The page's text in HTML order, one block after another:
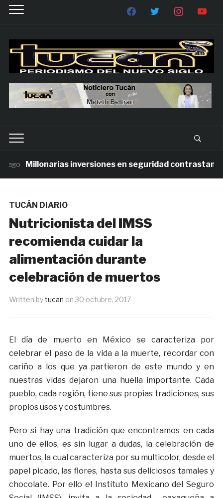
Millonarias inversiones en seguridad contrastan con
TUCÁN DIARIO
Nutricionista del IMSS
recomienda cuidar la
alimentación durante
celebración de muertos
Written bytucan on 30 octubre, 2017
El día de muerto en México se caracteriza por
celebrar el paso de la vida a la muerte, recordar con
cariño a los que ya partieron de este mundo y en
nuestras vidas dejaron una huella importante. Cada
pueblo, cada región, tiene sus propias tradiciones, sus
propios usos y costumbres.
Pero si hay una tradición que encontramos en cada
uno de ellos, es sin lugar a dudas, la celebración de
muertos, la cual caracteriza por su multicolor, desde el
papel picado, las flores, hasta sus deliciosos tamales y
chocolate. Por ello el Instituto Mexicano del Seguro